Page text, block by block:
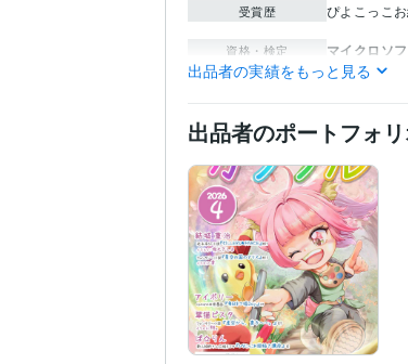
受賞歴 ぴよこっこ
資格・検定 マイクロソ
メンタル心理
プログラミング言
語・フレームワーク
C#.NET:15年
ビジネス・クリエイ
ティブツール
Wix:10年
iMovie:3年
Google
得意分野 IT相談・シス
アプリケー
イラスト添削
オンライン
出品者の実績をもっと見る
出品者のポートフォ